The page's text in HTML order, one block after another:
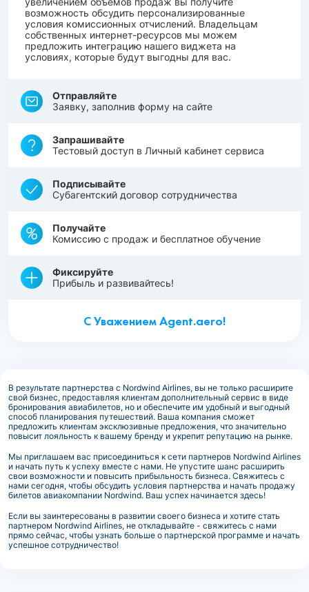
возможность обсудить персонализированные
условия комиссионных отчислений. Владельцам
собственных интернет-ресурсов мы можем
предложить интеграцию нашего виджета на
условиях, которые будут выгодны для вас.
Отправляйте
Заявку, заполнив форму на сайте
Запрашивайте
Тестовый доступ в Личный кабинет сервиса
Подписывайте
Субагентский договор сотрудничества
Получайте
Комиссию с продаж и бесплатное обучение
Фиксируйте
Прибыль и развивайтесь!
С Уважением Agent.aero!
В результате партнерства с Nordwind Airlines, вы не только расширите
свой бизнес, предоставляя клиентам дополнительный сервис в виде
бронирования авиабилетов, но и обеспечите им удобный и выгодный
способ планирования путешествий. Ваша компания сможет
предложить клиентам эксклюзивные предложения, что значительно
повысит лояльность к вашему бренду и укрепит репутацию на рынке.
Мы приглашаем вас присоединиться к сети партнеров Nordwind Airlines
и начать путь к успеху вместе с нами. Не упустите шанс расширить
свои возможности и повысить прибыльность бизнеса. Свяжитесь с
нами сегодня, чтобы обсудить условия партнерства и начать продажу
билетов авиакомпании Nordwind. Ваш успех начинается здесь!
Если вы заинтересованы в развитии своего бизнеса и хотите стать
партнером Nordwind Airlines, не откладывайте - свяжитесь с нами
прямо сейчас, чтобы узнать больше о партнерской программе и начать
успешное сотрудничество!